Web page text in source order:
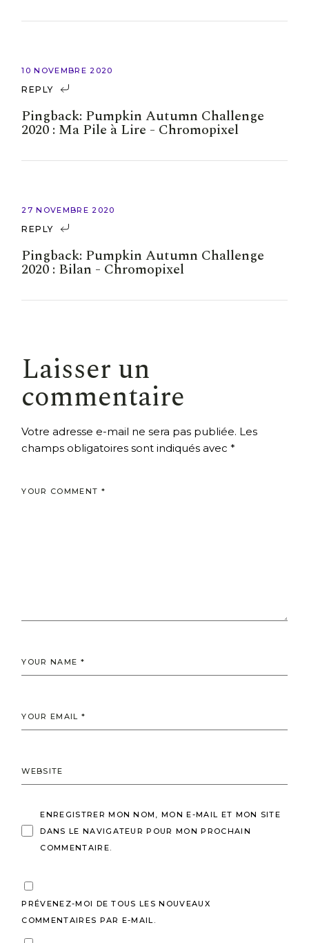
10 NOVEMBRE 2020
REPLY
Pingback: Pumpkin Autumn Challenge
2020 : Ma Pile à Lire - Chromopixel
27 NOVEMBRE 2020
REPLY
Pingback: Pumpkin Autumn Challenge
2020 : Bilan - Chromopixel
Laisser un
commentaire
Votre adresse e-mail ne sera pas publiée. Les
champs obligatoires sont indiqués avec*
ENREGISTRER MON NOM, MON E-MAIL ET MON SITE
DANS LE NAVIGATEUR POUR MON PROCHAIN
COMMENTAIRE.
PRÉVENEZ-MOI DE TOUS LES NOUVEAUX
COMMENTAIRES PAR E-MAIL.